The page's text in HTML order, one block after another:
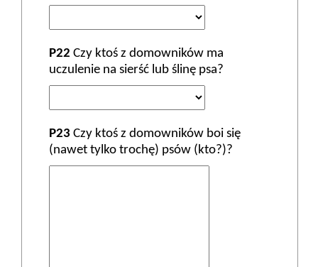
P22 Czy ktoś z domowników ma
uczulenie na sierść lub ślinę psa?
P23 Czy ktoś z domowników boi się
(nawet tylko trochę) psów (kto?)?